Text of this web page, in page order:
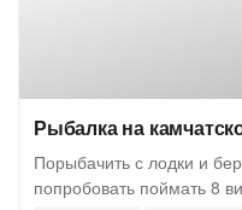
Рыбалка на
Порыбачить с лодки и
попробовать поймать 8